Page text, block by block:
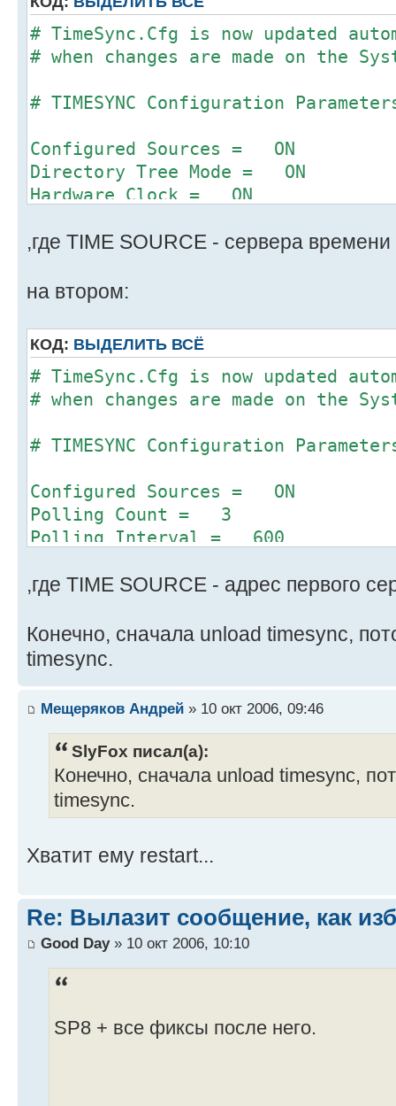
# TimeSync.Cfg is now updated
# when changes are made on the
# TIMESYNC Configuration
Configured Sources = ON
Directory Tree Mode = ON
Hardware Clock = ON
Polling Interval = 600
Synchronization Radius = 20000
Type = SINGLE
# TIMESYNC Configured time
TIME SOURCE = 192.43.244.18:123
,где TIME SOURCE - сервера времени
на втором:
КОД: ВЫДЕЛИТЬ ВСЁ
# TimeSync.Cfg is now updated
# when changes are made on the
# TIMESYNC Configuration
Configured Sources = ON
Polling Count = 3
Polling Interval = 600
Synchronization Radius = 2000
NTP Client Port = 0
# TIMESYNC Configured time
TIME SOURCE = 192.168.2.101
,где TIME SOURCE - адрес первого
Конечно, сначала unload timesync,
timesync.
Мещеряков Андрей » 10 окт 2006, 09:46
SlyFox писал(а):
Конечно, сначала unload timesync,
timesync.
Хватит ему restart...
Re: Вылазит сообщение, как
Good Day» 10 окт 2006, 10:10
SP8 + все фиксы после него.